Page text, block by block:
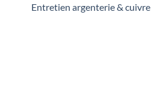
Entretien argenterie & cuivre